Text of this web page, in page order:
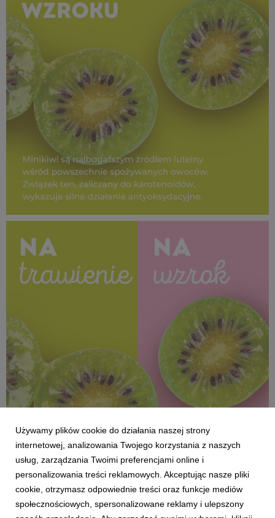
SUPEROWOCE Minikiwi (23).jpg
708 KB
SUPEROWOCE Minikiwi (22).jpg
Używamy plików cookie do działania naszej strony
internetowej, analizowania Twojego korzystania z naszych
usług, zarządzania Twoimi preferencjami online i
personalizowania treści reklamowych. Akceptując nasze pliki
cookie, otrzymasz odpowiednie treści oraz funkcje mediów
społecznościowych, spersonalizowane reklamy i ulepszony